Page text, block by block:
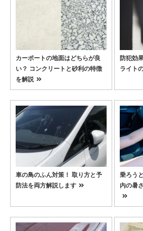
カーポートの地面はどちらが良
い？ コンクリートと砂利の特徴
を解説
防犯効
ライト
車の鳥のふん対策！ 取り方と予
防法を両方解説します
乗ろう
内の暑